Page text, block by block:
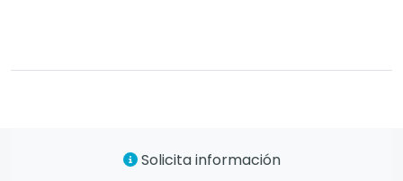
Solicita información